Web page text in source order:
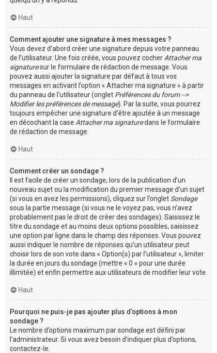
Haut
Comment ajouter une signature à mes messages ?
Vous devez d’abord créer une signature depuis votre panneau
de l’utilisateur. Une fois créée, vous pouvez cocher Attacher ma
signaturesur le formulaire de rédaction de message. Vous
pouvez aussi ajouter la signature par défaut à tous vos
messages en activant l’option « Attacher ma signature » à partir
du panneau de l’utilisateur (onglet Préférences du forum -->
Modifier les préférences de message). Par la suite, vous pourrez
toujours empêcher une signature d’être ajoutée à un message
en décochant la case Attacher ma signaturedans le formulaire
de rédaction de message.
Haut
Comment créer un sondage ?
Il est facile de créer un sondage, lors de la publication d’un
nouveau sujet ou la modification du premier message d’un sujet
(si vous en avez les permissions), cliquez sur l’onglet Sondage
sous la partie message (si vous ne le voyez pas, vous n’avez
probablement pas le droit de créer des sondages). Saisissez le
titre du sondage et au moins deux options possibles, saisissez
une option par ligne dans le champ des réponses. Vous pouvez
aussi indiquer le nombre de réponses qu’un utilisateur peut
choisir lors de son vote dans « Option(s) par l’utilisateur », limiter
la durée en jours du sondage (mettre « 0 » pour une durée
illimitée) et enfin permettre aux utilisateurs de modifier leur vote.
Haut
Pourquoi ne puis-je pas ajouter plus d’options à mon
sondage ?
Le nombre d’options maximum par sondage est défini par
l’administrateur. Si vous avez besoin d’indiquer plus d’options,
contactez-le.